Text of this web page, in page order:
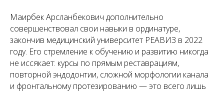
Маирбек Арсланбекович дополнительно
совершенствовал свои навыки в ординатуре,
закончив медицинский университет РЕАВИЗ в 2022
году. Его стремление к обучению и развитию никогда
не иссякает: курсы по прямым реставрациям,
повторной эндодонтии, сложной морфологии канала
и фронтальному протезированию — это всего лишь